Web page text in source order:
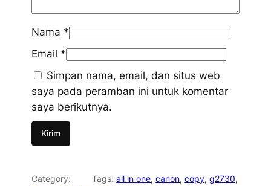
Nama *
Email *
Simpan nama, email, dan situs web
saya pada peramban ini untuk komentar
saya berikutnya.
Category:
Tags:all in one, canon, copy, g2730